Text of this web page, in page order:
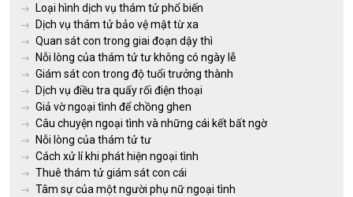
Loại hình dịch vụ thám tử phổ biến
Dịch vụ thám tử bảo vệ mật từ xa
Quan sát con trong giai đoạn dậy thì
Nỗi lòng của thám tử tư không có ngày lễ
Giám sát con trong độ tuổi trưởng thành
Dịch vụ điều tra quấy rối điện thoại
Giả vờ ngoại tình để chồng ghen
Câu chuyện ngoại tình và những cái kết bất ngờ
Nỗi lòng của thám tử tư
Cách xử lí khi phát hiện ngoại tình
Thuê thám tử giám sát con cái
Tâm sự của một người phụ nữ ngoại tình